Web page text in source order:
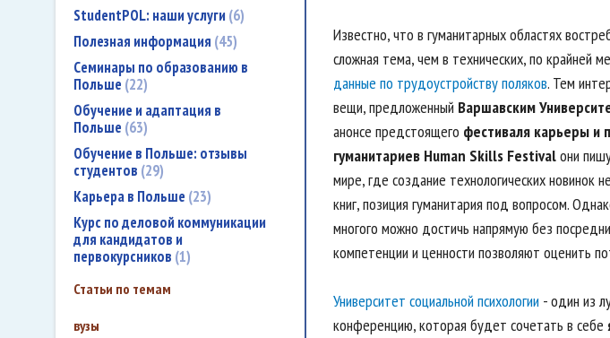
StudentPOL: наши услуги 6
Полезная информация 45
Семинары по образованию в
Польше 22
Обучение и адаптация в
Польше 63
Обучение в Польше: отзывы
студентов 29
Карьера в Польше 23
Курс по деловой коммуникации
для кандидатов и
первокурсников 1
Статьи по темам
вузы
Известно, что в гуманитарных областях
сложная тема, чем в технических, по крайней
данные по трудоустройству поляков. Тем
вещи, предложенный Варшавским
анонсе предстоящего фестиваля карьеры и
гуманитариев Human Skills Festivalони
мире, где создание технологических новинок
книг, позиция гуманитария под вопросом.
многого можно достичь напрямую без
компетенции и ценности позволяют оценить
Университет социальной психологии - один из
конференцию, которая будет сочетать в себе